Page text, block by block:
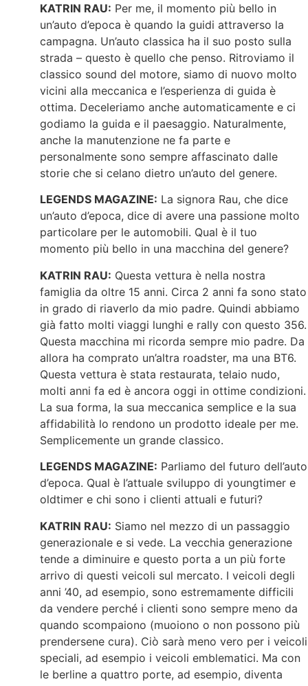
KATRIN RAU: Per me, il momento più bello in
un’auto d’epoca è quando la guidi attraverso la
campagna. Un’auto classica ha il suo posto sulla
strada – questo è quello che penso. Ritroviamo il
classico sound del motore, siamo di nuovo molto
vicini alla meccanica e l’esperienza di guida è
ottima. Deceleriamo anche automaticamente e ci
godiamo la guida e il paesaggio. Naturalmente,
anche la manutenzione ne fa parte e
personalmente sono sempre affascinato dalle
storie che si celano dietro un’auto del genere.
LEGENDS MAGAZINE: La signora Rau, che dice
un’auto d’epoca, dice di avere una passione molto
particolare per le automobili. Qual è il tuo
momento più bello in una macchina del genere?
KATRIN RAU: Questa vettura è nella nostra
famiglia da oltre 15 anni. Circa 2 anni fa sono stato
in grado di riaverlo da mio padre. Quindi abbiamo
già fatto molti viaggi lunghi e rally con questo 356.
Questa macchina mi ricorda sempre mio padre. Da
allora ha comprato un’altra roadster, ma una BT6.
Questa vettura è stata restaurata, telaio nudo,
molti anni fa ed è ancora oggi in ottime condizioni.
La sua forma, la sua meccanica semplice e la sua
affidabilità lo rendono un prodotto ideale per me.
Semplicemente un grande classico.
LEGENDS MAGAZINE: Parliamo del futuro dell’auto
d’epoca. Qual è l’attuale sviluppo di youngtimer e
oldtimer e chi sono i clienti attuali e futuri?
KATRIN RAU: Siamo nel mezzo di un passaggio
generazionale e si vede. La vecchia generazione
tende a diminuire e questo porta a un più forte
arrivo di questi veicoli sul mercato. I veicoli degli
anni ’40, ad esempio, sono estremamente difficili
da vendere perché i clienti sono sempre meno da
quando scompaiono (muoiono o non possono più
prendersene cura). Ciò sarà meno vero per i veicoli
speciali, ad esempio i veicoli emblematici. Ma con
le berline a quattro porte, ad esempio, diventa